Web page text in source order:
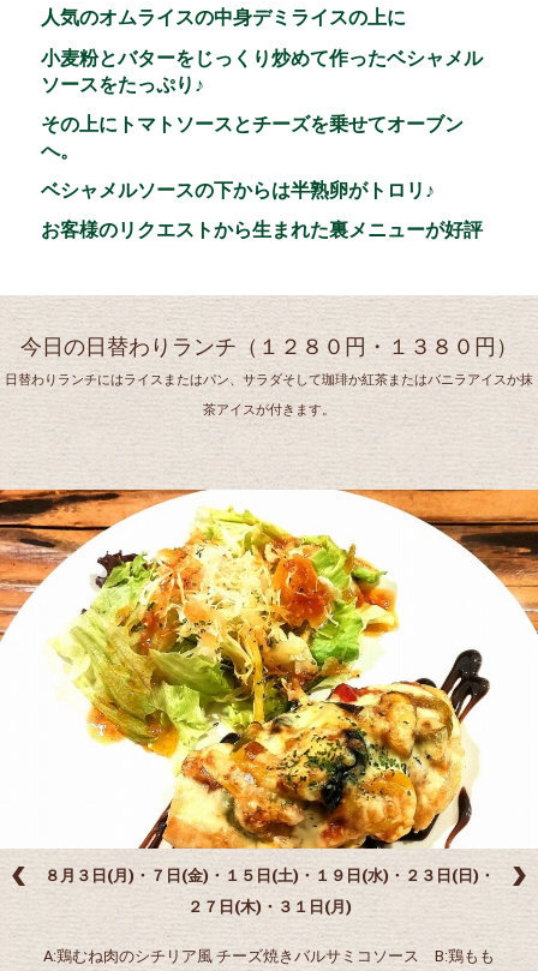
人気のオムライスの中身デミライスの上に
小麦粉とバターをじっくり炒めて作ったベシャメル
ソースをたっぷり♪
その上にトマトソースとチーズを乗せてオーブン
へ。
ベシャメルソースの下からは半熟卵がトロリ♪
お客様のリクエストから生まれた裏メニューが好評
今日の日替わりランチ（１２８０円・１３８０円）
日替わりランチにはライスまたはパン、サラダそして珈琲か紅茶またはバニラアイスか抹
茶アイスが付きます。
８月３日(月)・７日(金)・１５日(土)・１９日(水)・２３日(日)・
２７日(木)・３１日(月)
A:鶏むね肉のシチリア風 チーズ焼きバルサミコソース B:鶏もも